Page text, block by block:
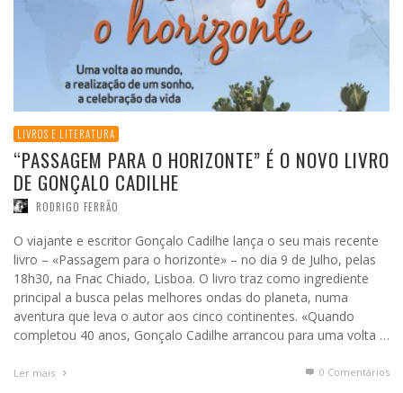
LIVROS E LITERATURA
“PASSAGEM PARA O HORIZONTE” É O NOVO LIVRO
DE GONÇALO CADILHE
RODRIGO FERRÃO
O viajante e escritor Gonçalo Cadilhe lança o seu mais recente
livro – «Passagem para o horizonte» – no dia 9 de Julho, pelas
18h30, na Fnac Chiado, Lisboa. O livro traz como ingrediente
principal a busca pelas melhores ondas do planeta, numa
aventura que leva o autor aos cinco continentes. «Quando
completou 40 anos, Gonçalo Cadilhe arrancou para uma volta …
Ler mais 0 Comentários